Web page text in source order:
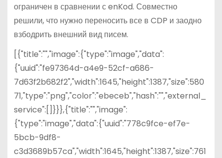
ограничен в сравнении с enKod. Совместно
решили, что нужно переносить все в CDP и заодно
взбодрить внешний вид писем.
[{"title":"","image":{"type":"image","data":
{"uuid":"fe97364d-a4e9-52cf-a686-
7d63f2b682f2","width":1645,"height":1387,"size":580
71,"type":"png","color":"ebeceb","hash":"","external_
service":[]}}},{"title":"","image":
{"type":"image","data":{"uuid":"778c9fce-ef7e-
5bcb-9df8-
c3d3689b57ca","width":1645,"height":1387,"size":761